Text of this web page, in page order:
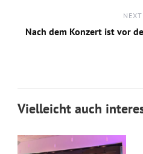
Nach dem Konzert ist vor
Vielleicht auch